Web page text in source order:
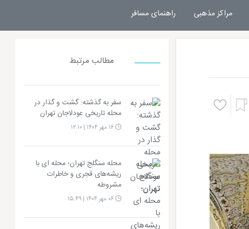
مراکز مذهبی راهنمای مسافر
مطالب مرتبط
سفر به گذشته: گشت‌ و گذار در
محله تاریخی عودلاجان تهران
۱۶ مهر ۱۴۰۴ | ۱۲:۱۰
محله سنگلج تهران؛ محله‌ ای با
ریشه‌های قجری و خاطرات
مشروطه
۰۶ مهر ۱۴۰۴ | ۱۵:۴۹